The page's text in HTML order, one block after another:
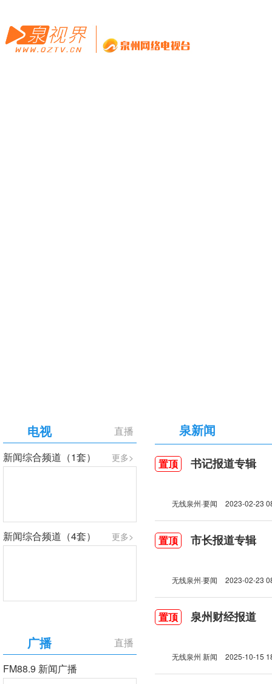
直播
电视
更多>
新闻综合频道（1套）
更多>
新闻综合频道（4套）
直播
广播
FM88.9 新闻广播
泉新闻
置顶 书记报道专辑
无线泉州·要闻 2023-02-23
置顶 市长报道专辑
无线泉州·要闻 2023-02-23
置顶 泉州财经报道
无线泉州 新闻 2025-10-15